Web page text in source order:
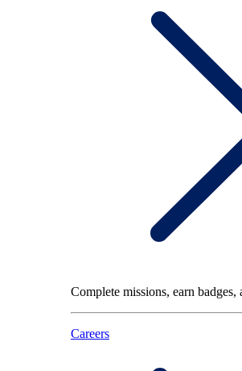
Complete missions, earn badges,
Careers